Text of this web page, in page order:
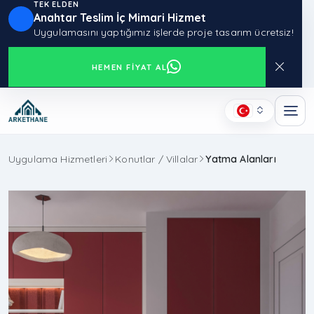
TEK ELDEN
Anahtar Teslim İç Mimari Hizmet
Uygulamasını yaptığımız işlerde proje tasarım ücretsiz!
HEMEN FIYAT AL
Uygulama Hizmetleri Konutlar / Villalar Yatma Alanları